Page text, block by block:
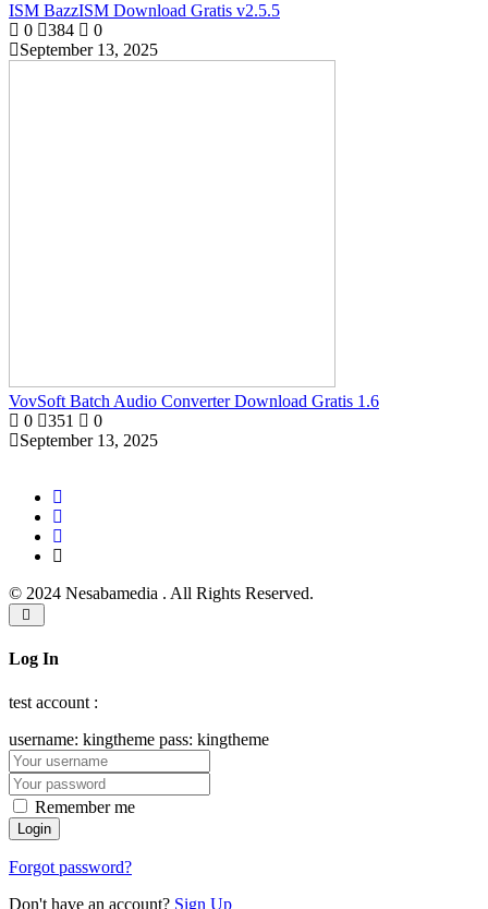
ISM BazzISM Download Gratis v2.5.5
0
384
0
September 13, 2025
VovSoft Batch Audio Converter Download Gratis 1.6
0
351
0
September 13, 2025
© 2024 Nesabamedia . All Rights Reserved.
Log In
test account :
username: kingtheme pass: kingtheme
Remember me
Forgot password?
Don't have an account? Sign Up